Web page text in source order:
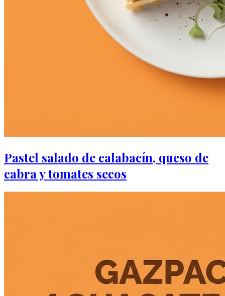
Pastel salado de calabacín, queso de
cabra y tomates secos